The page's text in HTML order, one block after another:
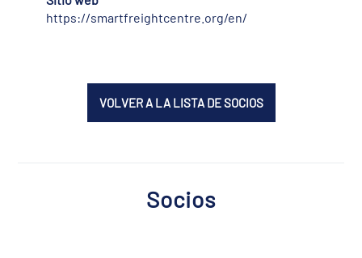
https://smartfreightcentre.org/en/
VOLVER A LA LISTA DE SOCIOS
Socios